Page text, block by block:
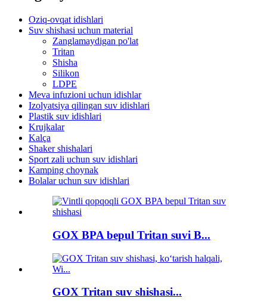
Oziq-ovqat idishlari
Suv shishasi uchun material
Zanglamaydigan po'lat
Tritan
Shisha
Silikon
LDPE
Meva infuzioni uchun idishlar
Izolyatsiya qilingan suv idishlari
Plastik suv idishlari
Krujkalar
Kalça
Shaker shishalari
Sport zali uchun suv idishlari
Kamping choynak
Bolalar uchun suv idishlari
GOX BPA bepul Tritan suvi B...
GOX Tritan suv shishasi...